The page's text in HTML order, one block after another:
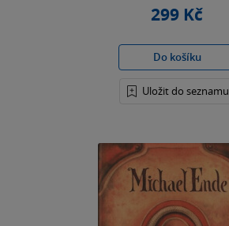
299 Kč
Do košíku
Uložit do seznamu